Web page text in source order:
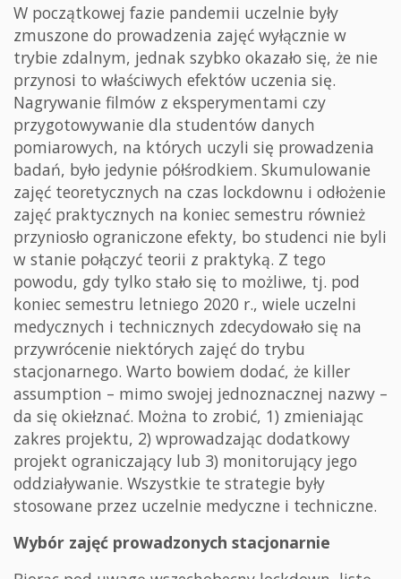
W początkowej fazie pandemii uczelnie były
zmuszone do prowadzenia zajęć wyłącznie w
trybie zdalnym, jednak szybko okazało się, że nie
przynosi to właściwych efektów uczenia się.
Nagrywanie filmów z eksperymentami czy
przygotowywanie dla studentów danych
pomiarowych, na których uczyli się prowadzenia
badań, było jedynie półśrodkiem. Skumulowanie
zajęć teoretycznych na czas lockdownu i odłożenie
zajęć praktycznych na koniec semestru również
przyniosło ograniczone efekty, bo studenci nie byli
w stanie połączyć teorii z praktyką. Z tego
powodu, gdy tylko stało się to możliwe, tj. pod
koniec semestru letniego 2020 r., wiele uczelni
medycznych i technicznych zdecydowało się na
przywrócenie niektórych zajęć do trybu
stacjonarnego. Warto bowiem dodać, że killer
assumption – mimo swojej jednoznacznej nazwy –
da się okiełznać. Można to zrobić, 1) zmieniając
zakres projektu, 2) wprowadzając dodatkowy
projekt ograniczający lub 3) monitorujący jego
oddziaływanie. Wszystkie te strategie były
stosowane przez uczelnie medyczne i techniczne.
Wybór zajęć prowadzonych stacjonarnie